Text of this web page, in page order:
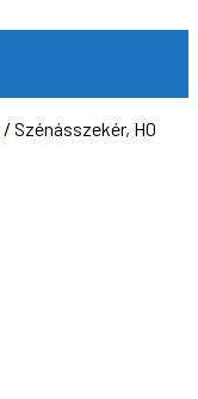
/ Szénásszekér, H0